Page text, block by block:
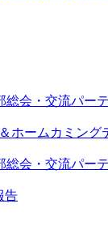
会・交流パーテ
ホームカミング
会・交流パーテ
告